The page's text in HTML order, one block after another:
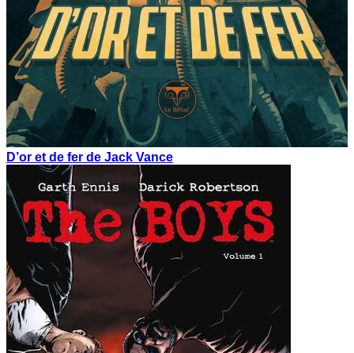
D’or et de fer de Jack Vance